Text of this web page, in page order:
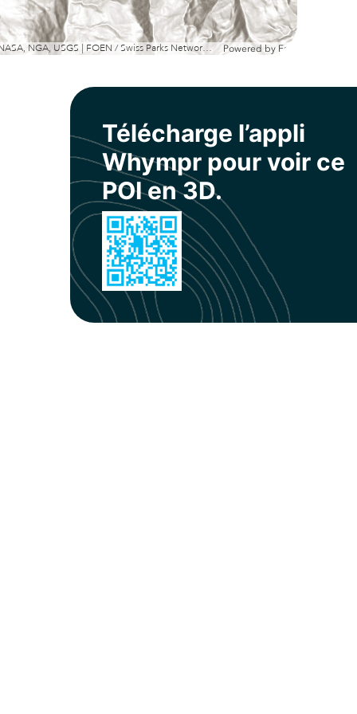
Esri, NASA, NGA, USGS | FOEN / Swiss Parks Network, swisstopo, Esri, TomTom, Garmin, METI/NASA, USGS Powered by Esri
Télécharge l’appli
Whympr pour voir ce
POI en 3D.